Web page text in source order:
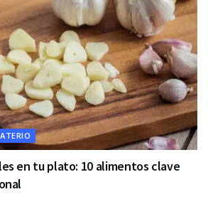
en tu plato: 10 alimentos clave